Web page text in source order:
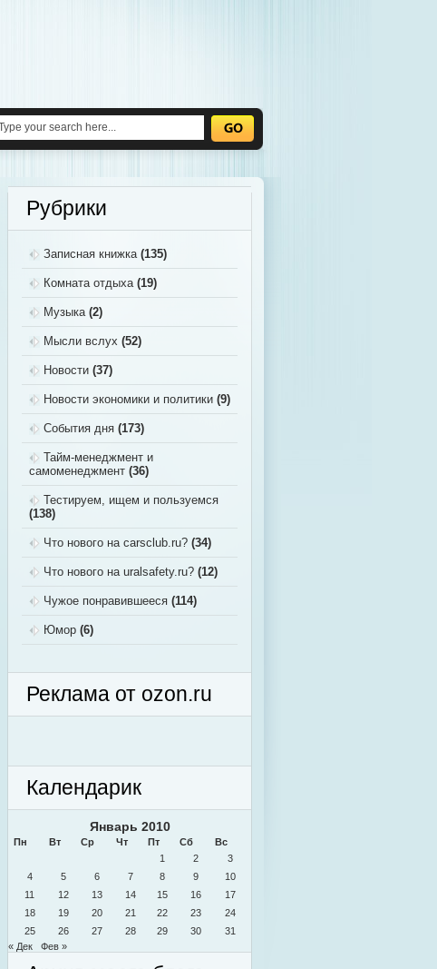
Рубрики
Записная книжка(135)
Комната отдыха(19)
Музыка(2)
Мысли вслух (52)
Новости (37)
Новости экономики и политики (9)
События дня (173)
Тайм-менеджмент и
самоменеджмент (36)
Тестируем, ищем и пользуемся
(138)
Что нового на carsclub.ru? (34)
Что нового на uralsafety.ru? (12)
Чужое понравившееся (114)
Юмор (6)
Реклама от ozon.ru
Календарик
Январь 2010
Пн Вт Ср Чт Пт Сб
Вс
1
2
3
4
5 6 7 8 9
10
11
12 13 14 15 16
17
18
19 20 21 22 23
24
25
26 27 28 29 30
31
« Дек
Фев »